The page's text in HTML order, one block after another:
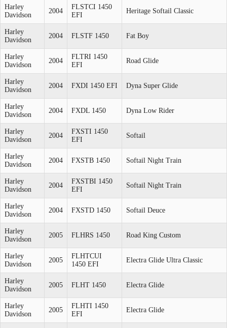
Harley
Davidson
2004
FLSTCI 1450
EFI
Heritage Softail Classic
Harley
Davidson
2004 FLSTF 1450 Fat Boy
Harley
Davidson
2004
FLTRI 1450
EFI
Road Glide
Harley
Davidson
2004 FXDI 1450 EFI Dyna Super Glide
Harley
Davidson
2004 FXDL 1450 Dyna Low Rider
Harley
Davidson
2004
FXSTI 1450
EFI
Softail
Harley
Davidson
2004 FXSTB 1450 Softail Night Train
Harley
Davidson
2004
FXSTBI 1450
EFI
Softail Night Train
Harley
Davidson
2004 FXSTD 1450 Softail Deuce
Harley
Davidson
2005 FLHRS 1450 Road King Custom
Harley
Davidson
2005
FLHTCUI
1450 EFI
Electra Glide Ultra Classic
Harley
Davidson
2005 FLHT 1450 Electra Glide
Harley
Davidson
2005
FLHTI 1450
EFI
Electra Glide